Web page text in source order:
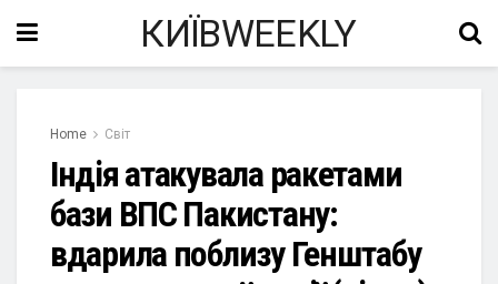
КИЇВWEEKLY
Home Світ
Індія атакувала ракетами
бази ВПС Пакистану:
вдарила поблизу Генштабу